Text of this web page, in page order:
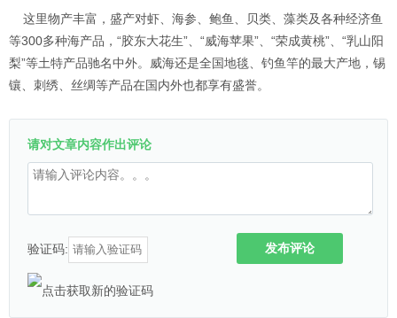
这里物产丰富，盛产对虾、海参、鲍鱼、贝类、藻类及各种经济鱼
等300多种海产品，“胶东大花生”、“威海苹果”、“荣成黄桃”、“乳山阳
梨”等土特产品驰名中外。威海还是全国地毯、钓鱼竿的最大产地，锡
镶、刺绣、丝绸等产品在国内外也都享有盛誉。
请对文章内容作出评论
验证码: 发布评论